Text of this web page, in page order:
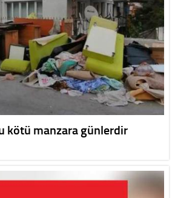
kötü manzara günlerdir